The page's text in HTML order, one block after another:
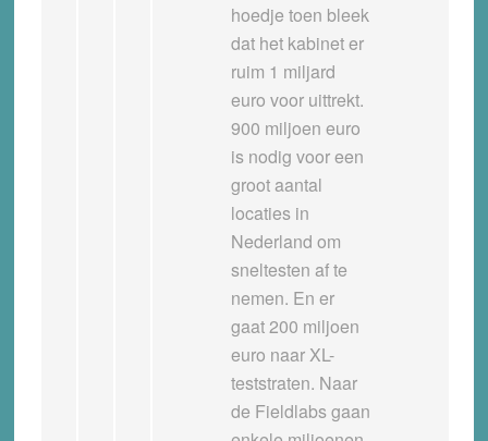
hoedje toen bleek
dat het kabinet er
ruim 1 miljard
euro voor uittrekt.
900 miljoen euro
is nodig voor een
groot aantal
locaties in
Nederland om
sneltesten af te
nemen. En er
gaat 200 miljoen
euro naar XL-
teststraten. Naar
de Fieldlabs gaan